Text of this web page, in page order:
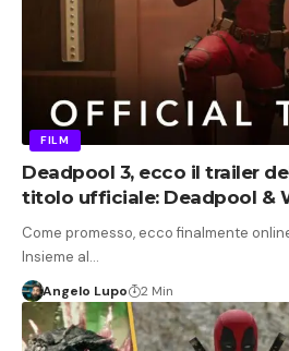
FILM
Deadpool 3, ecco il trailer
titolo ufficiale: Deadpool &
Come promesso, ecco finalmente
Insieme al…
Angelo Lupo 2 Min